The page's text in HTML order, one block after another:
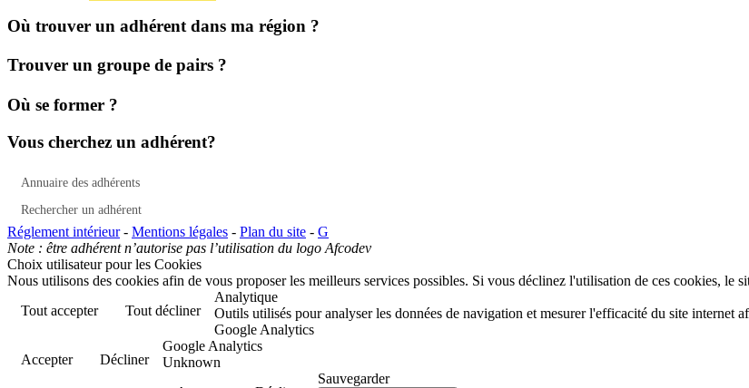
Où trouver un adhérent dans ma région ?
Trouver un groupe de pairs ?
Où se former ?
Vous cherchez un adhérent?
Annuaire des adhérents
Rechercher un adhérent
Réglement intérieur- Mentions légales - Plan du site - G
Note : être adhérent n’autorise pas l’utilisation du logo Afcodev
Choix utilisateur pour les Cookies
Nous utilisons des cookies afin de vous proposer les meilleurs services possibles. Si vous déclinez l'utilisation de ces cookies, le
Tout accepter
Tout décliner
Analytique
Outils utilisés pour analyser les données de navigation et mesurer l'efficacité du site internet
Google Analytics
Accepter
Décliner
Google Analytics
Unknown
Sauvegarder